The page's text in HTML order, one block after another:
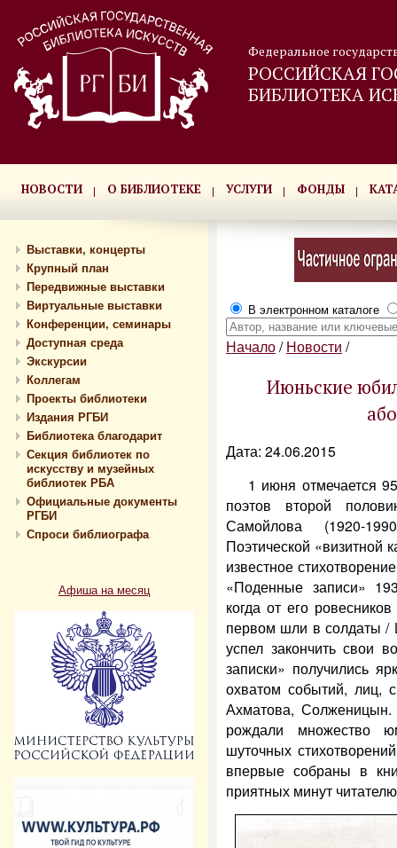
Федеральное
РОССИЙСКАЯ
БИБЛИОТЕКА
НОВОСТИ О БИБЛИОТЕКЕ УСЛУГИ ФОНДЫ
Выставки, концерты
Крупный план
Передвижные выставки
Виртуальные выставки
Конференции, семинары
Доступная среда
Экскурсии
Коллегам
Проекты библиотеки
Издания РГБИ
Библиотека благодарит
Секция библиотек по
искусству и музейных
библиотек РБА
Официальные документы
РГБИ
Спроси библиографа
Афиша на месяц
В электронном каталоге
Начало/ Новости /
Июньские
Дата: 24.06.2015
1 июня отмечается
поэтов второй
Самойлова (1920-
Поэтической «визитной
известное
«Поденные записи»
когда от его
первом шли в солдаты /
успел закончить свои
записки» получились
охватом событий, лиц,
Ахматова, Солженицын.
рождали множество
шуточных
впервые собраны в
приятных минут